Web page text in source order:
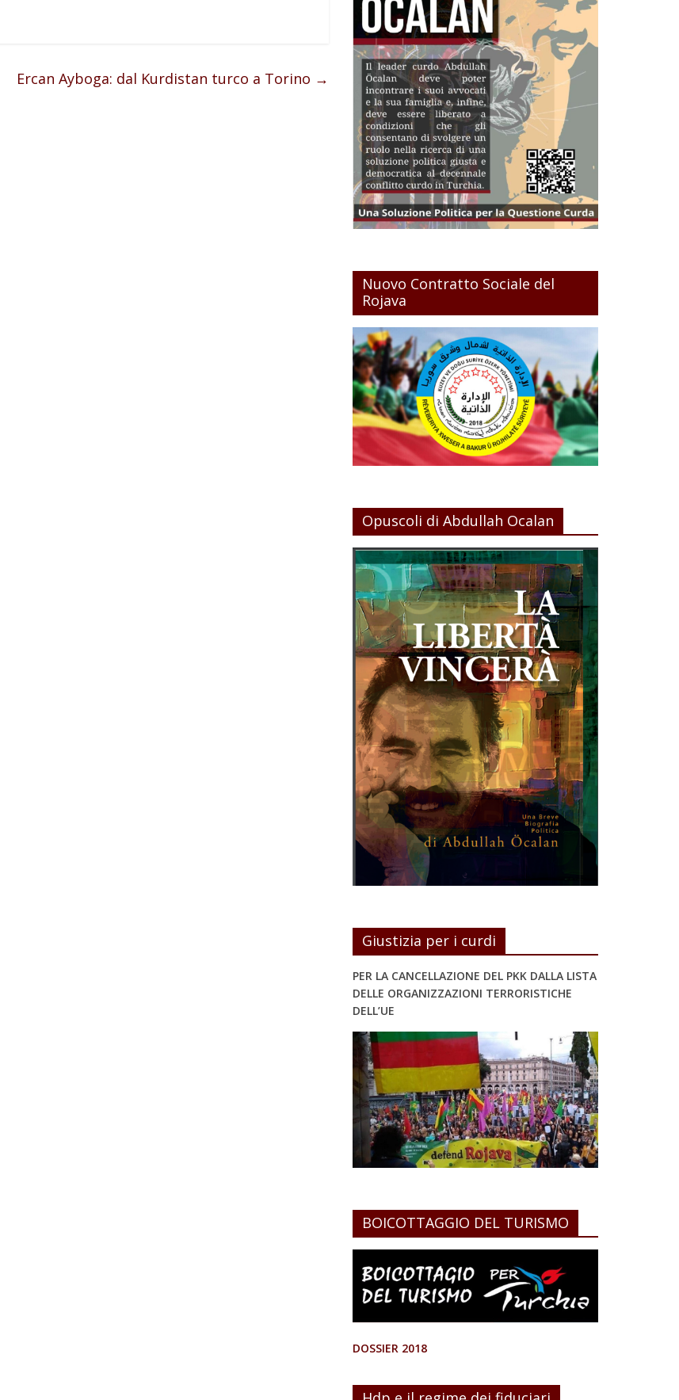
Ercan Ayboga: dal Kurdistan turco a Torino →
Nuovo Contratto Sociale del
Rojava
Opuscoli di Abdullah Ocalan
Giustizia per i curdi
PER LA CANCELLAZIONE DEL PKK DALLA LISTA
DELLE ORGANIZZAZIONI TERRORISTICHE
DELL’UE
BOICOTTAGGIO DEL TURISMO
DOSSIER 2018